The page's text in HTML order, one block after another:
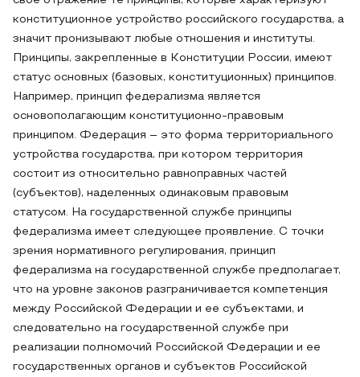
конституционное устройство российского государства, а
значит пронизывают любые отношения и институты.
Принципы, закрепленные в Конституции России, имеют
статус основных (базовых, конституционных) принципов.
Например, принцип федерализма является
основополагающим конституционно-правовым
принципом. Федерация – это форма территориального
устройства государства, при котором территория
состоит из относительно равноправных частей
(субъектов), наделенных одинаковым правовым
статусом. На государственной службе принципы
федерализма имеет следующее проявление. С точки
зрения нормативного регулирования, принцип
федерализма на государственной службе предполагает,
что на уровне законов разграничивается компетенция
между Российской Федерации и ее субъектами, и
следовательно на государственной службе при
реализации полномочий Российской Федерации и ее
государственных органов и субъектов Российской